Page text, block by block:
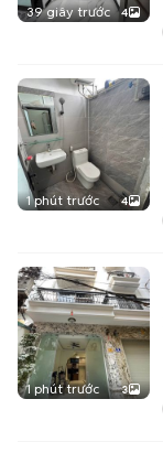
39 giây trước 4
1 phút trước 4
1 phút trước 3